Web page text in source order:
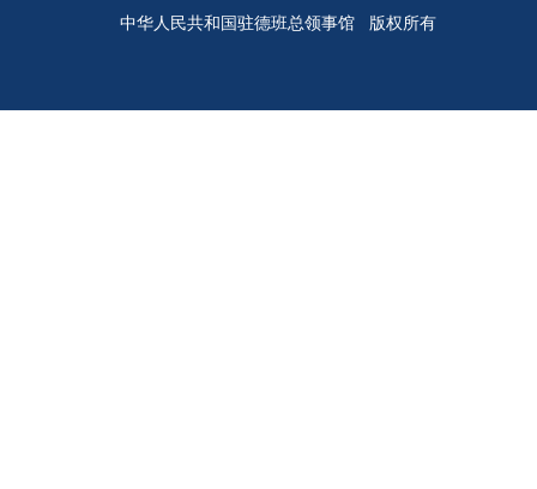
中华人民共和国驻德班总领事馆 版权所有